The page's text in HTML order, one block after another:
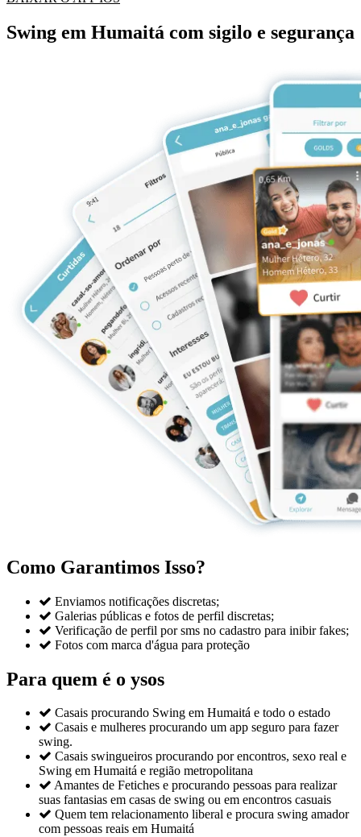
Swing em Humaitá com sigilo e segurança
Como Garantimos Isso?
 Enviamos notificações discretas;
 Galerias públicas e fotos de perfil discretas;
 Verificação de perfil por sms no cadastro para inibir fakes;
 Fotos com marca d'água para proteção
Para quem é o ysos
 Casais procurando Swing em Humaitá e todo o estado
 Casais e mulheres procurando um app seguro para fazer
swing.
 Casais swingueiros procurando por encontros, sexo real e
Swing em Humaitá e região metropolitana
 Amantes de Fetiches e procurando pessoas para realizar
suas fantasias em casas de swing ou em encontros casuais
 Quem tem relacionamento liberal e procura swing amador
com pessoas reais em Humaitá